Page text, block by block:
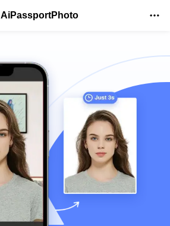
AiPassportPhoto